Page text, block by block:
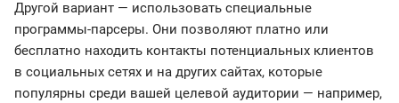
Другой вариант — использовать специальные
программы-парсеры. Они позволяют платно или
бесплатно находить контакты потенциальных клиентов
в социальных сетях и на других сайтах, которые
популярны среди вашей целевой аудитории — например,